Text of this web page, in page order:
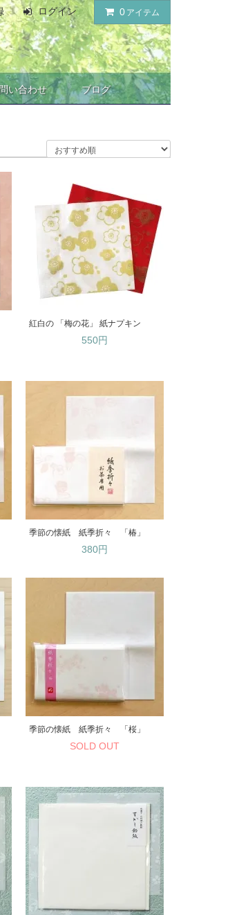
ログイン 0 アイテム
い合わせ ブログ
紅白の 「梅の花」 紙ナプキン
550円
季節の懐紙 紙季折々 「椿」
380円
季節の懐紙 紙季折々 「桜」
SOLD OUT